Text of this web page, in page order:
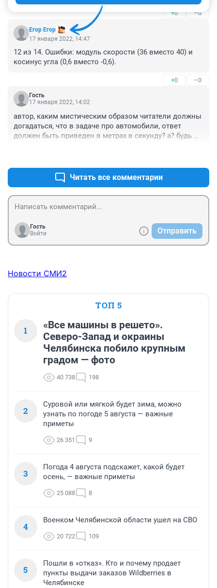
+0 –0
Егор Егор
17 января 2022, 14:47
12 из 14. Ошибки: модуль скорости (36 вместо 40) и
косинус угла (0,6 вместо -0,6).
+0 –0
Гость
17 января 2022, 14:02
автор, каким мистическим образом читатели должны
догадаться, что в задаче про автомобили, ответ
должен быть приведен в метрах в секунду? а? будь
Читать все комментарии
Гость
Войти
Отправить
Новости СМИ2
ТОП 5
1
«Все машины в решето».
Северо-Запад и окраины
Челябинска побило крупным
градом — фото
40 738 198
2
Суровой или мягкой будет зима, можно
узнать по погоде 5 августа — важные
приметы
26 351 9
3
Погода 4 августа подскажет, какой будет
осень, — важные приметы
25 088 8
4
Военком Челябинской области ушел на СВО
20 722 109
5
Пошли в «отказ». Кто и почему продает
пункты выдачи заказов Wildberries в
Челябинске